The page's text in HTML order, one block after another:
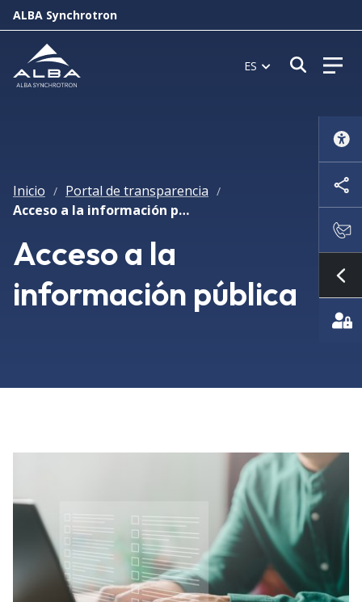
ALBA Synchrotron
ES Abrir
Inicio / Portal de transparencia /
Acceso a la información pública
Acceso a la
información pública